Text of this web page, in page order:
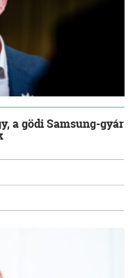
a gödi Samsung-gyár